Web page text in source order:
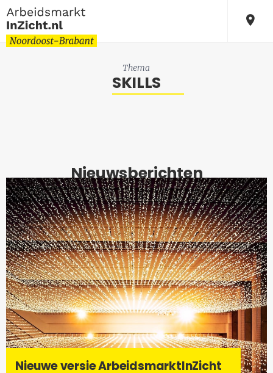
Thema
SKILLS
Nieuwsberichten
Nieu­we ver­sie Ar­beids­markt­In­Zicht